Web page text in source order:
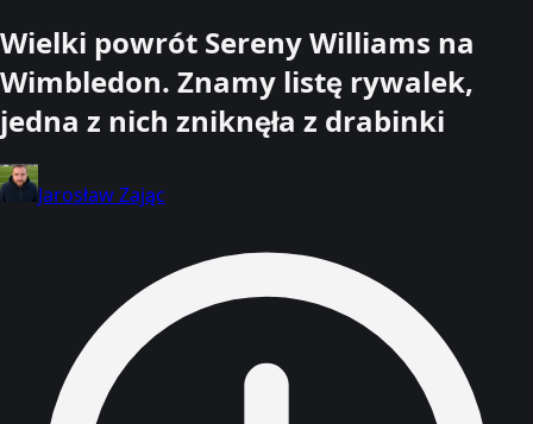
Wielki powrót Sereny Williams na
Wimbledon. Znamy listę rywalek,
jedna z nich zniknęła z drabinki
Jarosław Zając